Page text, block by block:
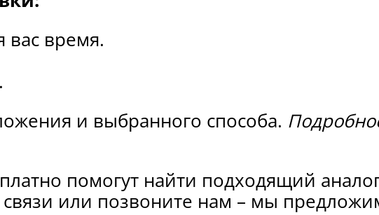
вас время.
и выбранного способа.
помогут найти подходящий
связи или позвоните нам – мы